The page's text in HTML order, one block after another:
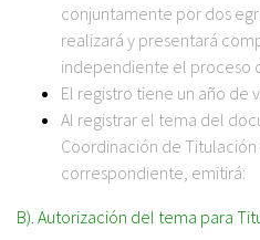
conjuntamente por dos
realizará y presentará
independiente el proceso
El registro tiene un año de
Al registrar el tema del
Coordinación de
correspondiente, emitirá:
B). Autorización del tema para